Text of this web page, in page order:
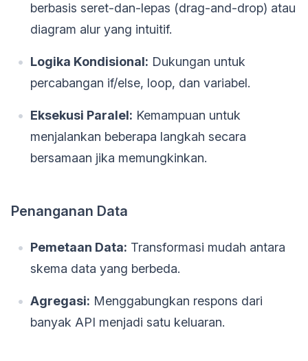
berbasis seret-dan-lepas (drag-and-drop) atau
diagram alur yang intuitif.
Logika Kondisional: Dukungan untuk
percabangan if/else, loop, dan variabel.
Eksekusi Paralel: Kemampuan untuk
menjalankan beberapa langkah secara
bersamaan jika memungkinkan.
Penanganan Data
Pemetaan Data: Transformasi mudah antara
skema data yang berbeda.
Agregasi: Menggabungkan respons dari
banyak API menjadi satu keluaran.